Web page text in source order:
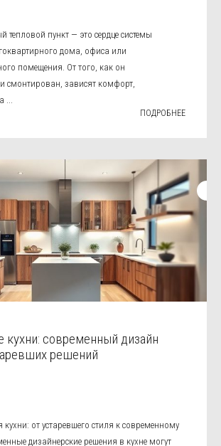
тепловой пункт — это сердце системы
дома, офиса или
помещения. От того, как он
смонтирован, зависят комфорт,
...
ПОДРОБНЕЕ
кухни: современный дизайн
решений
от устаревшего стиля к современному
дизайнерские решения в кухне могут